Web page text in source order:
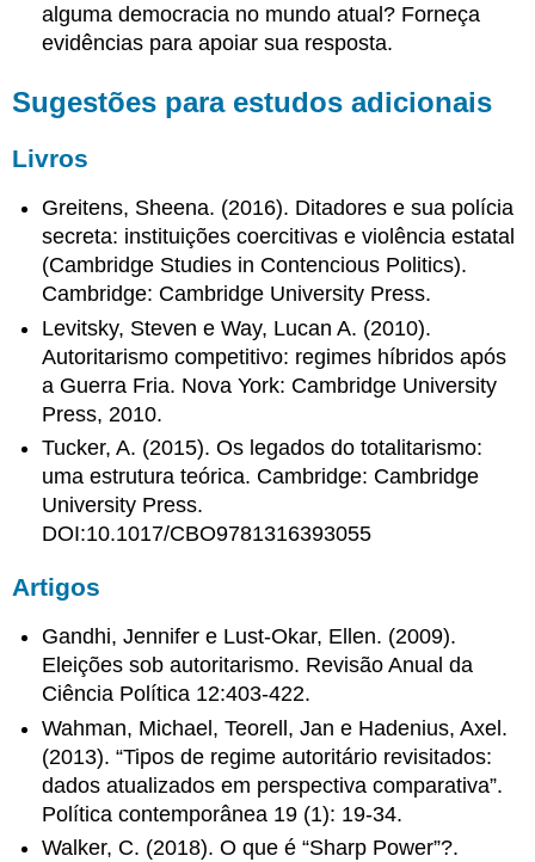
alguma democracia no mundo atual? Forneça
evidências para apoiar sua resposta.
Sugestões para estudos adicionais
Livros
Greitens, Sheena. (2016). Ditadores e sua polícia
secreta: instituições coercitivas e violência estatal
(Cambridge Studies in Contencious Politics).
Cambridge: Cambridge University Press.
Levitsky, Steven e Way, Lucan A. (2010).
Autoritarismo competitivo: regimes híbridos após
a Guerra Fria. Nova York: Cambridge University
Press, 2010.
Tucker, A. (2015). Os legados do totalitarismo:
uma estrutura teórica. Cambridge: Cambridge
University Press.
DOI:10.1017/CBO9781316393055
Artigos
Gandhi, Jennifer e Lust-Okar, Ellen. (2009).
Eleições sob autoritarismo. Revisão Anual da
Ciência Política 12:403-422.
Wahman, Michael, Teorell, Jan e Hadenius, Axel.
(2013). “Tipos de regime autoritário revisitados:
dados atualizados em perspectiva comparativa”.
Política contemporânea 19 (1): 19-34.
Walker, C. (2018). O que é “Sharp Power”?.